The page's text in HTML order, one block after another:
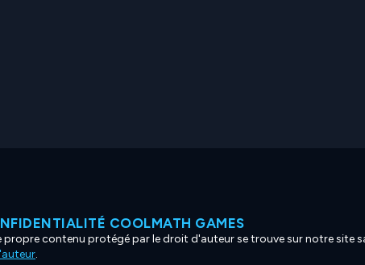
COOLMATH GAMES
propre contenu protégé par le droit d'auteur se trouve sur notre site
.